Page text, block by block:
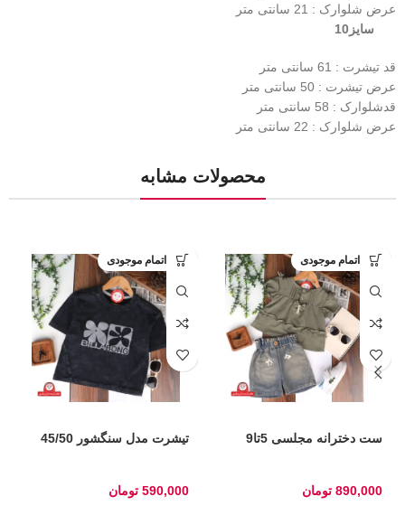
عرض شلوارک : 21 سانتی متر
سایز10
قد تیشرت : 61 سانتی متر
عرض تیشرت : 50 سانتی متر
قدشلوارک : 58 سانتی متر
عرض شلوارک : 22 سانتی متر
محصولات مشابه
اتمام موجودی
ست دخترانه مجلسی 5تا9
890,000 تومان
اتمام موجودی
تیشرت مدل سنگشور 45/50
590,000 تومان